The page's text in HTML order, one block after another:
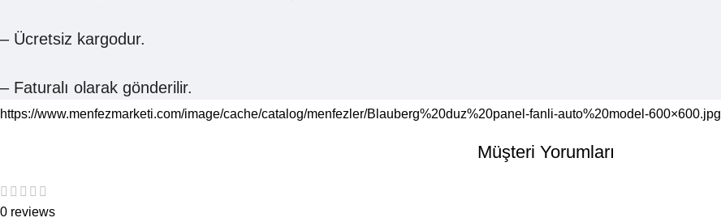
– Ücretsiz kargodur.
– Faturalı olarak gönderilir.
https://www.menfezmarketi.com/image/cache/catalog/menfezler/Blauberg%20duz%20panel-fanli-auto%20model-600×600.jpg
Müşteri Yorumları
0 reviews